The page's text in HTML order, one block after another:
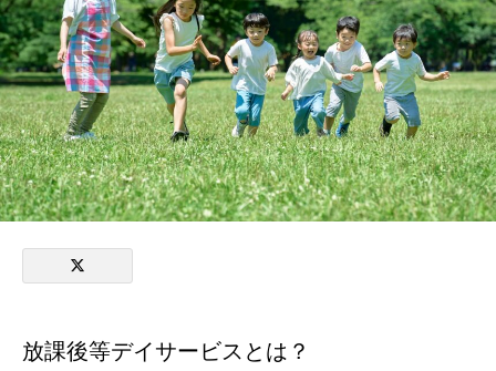
放課後等デイサービスとは？